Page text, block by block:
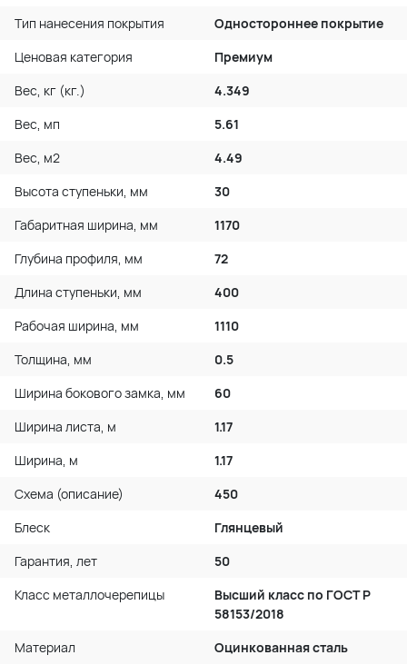
Тип нанесения покрытия
Одностороннее покрытие
Ценовая категория
Премиум
Вес, кг (кг.)
4.349
Вес, мп
5.61
Вес, м2
4.49
Высота ступеньки, мм
30
Габаритная ширина, мм
1170
Глубина профиля, мм
72
Длина ступеньки, мм
400
Рабочая ширина, мм
1110
Толщина, мм
0.5
Ширина бокового замка, мм
60
Ширина листа, м
1.17
Ширина, м
1.17
Схема (описание)
450
Блеск
Глянцевый
Гарантия, лет
50
Класс металлочерепицы
Высший класс по ГОСТ P
58153/2018
Материал
Оцинкованная сталь